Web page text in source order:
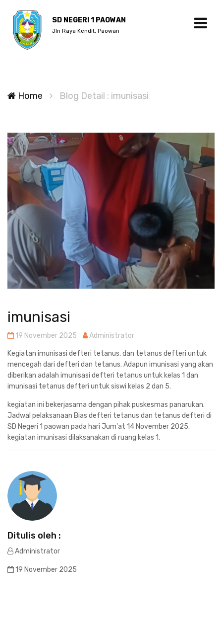
SD NEGERI 1 PAOWAN
Jln Raya Kendit, Paowan
Home Blog Detail : imunisasi
imunisasi
19 November 2025 Administrator
Kegiatan imunisasi defteri tetanus, dan tetanus defteri untuk
mencegah dari defteri dan tetanus. Adapun imunisasi yang akan
diberikan adalah imunisasi defteri tetanus untuk kelas 1 dan
imunisasi tetanus defteri untuk siswi kelas 2 dan 5.
kegiatan ini bekerjasama dengan pihak puskesmas panarukan.
Jadwal pelaksanaan Bias defteri tetanus dan tetanus defteri di
SD Negeri 1 paowan pada hari Jum'at 14 November 2025.
kegiatan imunisasi dilaksanakan di ruang kelas 1.
Ditulis oleh :
Administrator
19 November 2025